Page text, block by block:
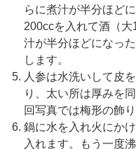
らに煮汁が半分ほど
200ccを入れて酒（
汁が半分ほどになっ
します。
人参は水洗いして皮
り、太い所は厚みを
回写真では梅形の飾
鍋に水を入れ火にか
入れます。もう一度